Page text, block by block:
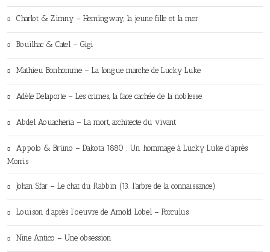
Charlot & Zimny – Hemingway, la jeune fille et la mer
Bouilhac & Catel – Gigi
Mathieu Bonhomme – La longue marche de Lucky Luke
Adèle Delaporte – Les crimes, la face cachée de la noblesse
Abdel Aouacheria – La mort, architecte du vivant
Appolo & Brüno – Dakota 1880 : Un hommage à Lucky Luke d’après
Morris
Johan Sfar – Le chat du Rabbin (13. l’arbre de la connaissance)
Louison d’après l’oeuvre de Arnold Lobel – Porculus
Nine Antico – Une obsession